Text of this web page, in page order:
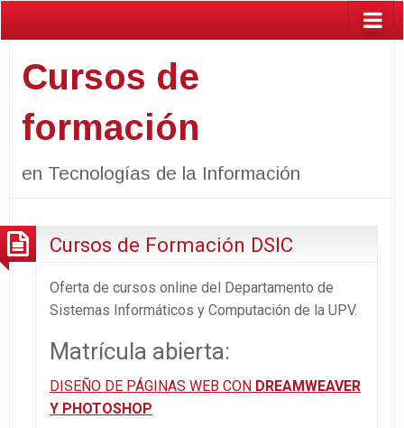
Cursos de
formación
en Tecnologías de la Información
Cursos de Formación DSIC
Oferta de cursos online del Departamento de
Sistemas Informáticos y Computación de la UPV.
Matrícula abierta:
DISEÑO DE PÁGINAS WEB CON DREAMWEAVER
Y PHOTOSHOP